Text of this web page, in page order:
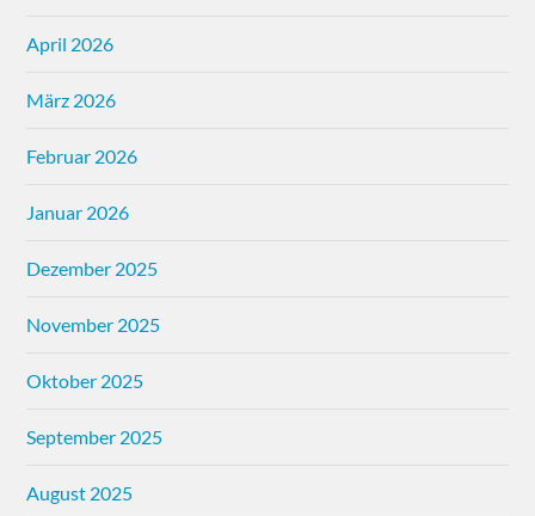
April 2026
März 2026
Februar 2026
Januar 2026
Dezember 2025
November 2025
Oktober 2025
September 2025
August 2025